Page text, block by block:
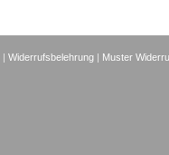
|Widerrufsbelehrung | Muster